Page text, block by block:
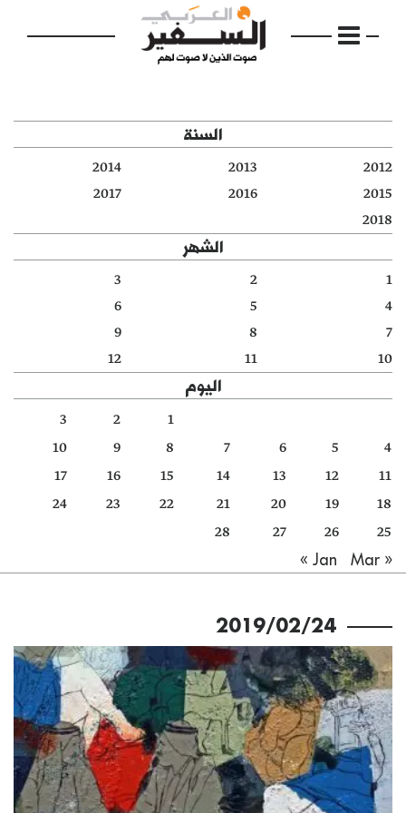
الرئيسية
مواضيع
دفاتر
الأرشيف
السنة
2012
2013
2014
2015
2016
2017
2018
الشهر
1
2
3
4
5
6
7
8
9
10
11
12
اليوم
1
2
3
4
5
6
7
8
9
10
11
12
13
14
15
16
17
18
19
20
21
22
23
24
25
26
27
28
« Jan
Mar »
2019/02/24